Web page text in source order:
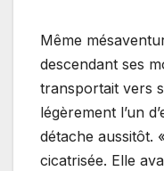
Même
descendant ses
transportait vers
légèrement l’un
détache aussitôt.
cicatrisée. Elle